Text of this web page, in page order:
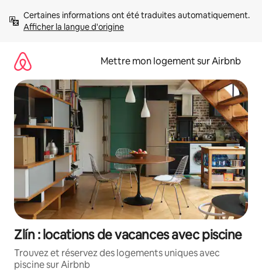
directement
Afficher la langue d'origine
Mettre mon logement sur Airbnb
Zlín : locations de vacances avec piscine
Trouvez et réservez des logements uniques avec
piscine sur Airbnb